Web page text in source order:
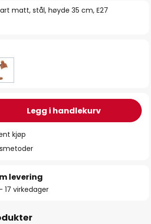
matt, stål, høyde 35 cm, E27
Legg i handlekurv
kjøp
levering
17 virkedager